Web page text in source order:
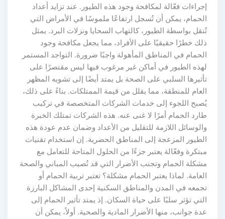
إجراءات فعّالة لمكافحة وجود هذه الطيور. عند تزايد أعداد
الحمام، يمكن أن تُسجل ارتفاعًا ملموسًا في الأمراض التي
تُنقل بواسطة الطيور، كالتهاب السحايا ونزلات البرد. يمثل
ذلك خطرًا حقيقيًا على الأفراد، مما يجعل مكافحة وجود
الحمام في المناطق المأهولة واجبًا ضرورة. التواجد المستمر
لهذه الطيور في أماكن غير مرغوب فيها ليس مقتصرًا على
تأثيرها السلبي على الصحة بل يمتد أيضًا إلى تشويه المظهر
العام للمنطقة، مما يقلل من قيمة الممتلكات. بناءً على ذلك،
يُصبح اللجوء إلى خدمات الشركات المتخصصة في تركيب
طارد الحمام أمرًا لا غنى عنه. هذه الشركات تمتلك الخبرة
والوسائل اللازمة للتقليل من الأعداد وضمان عدم عودة هذه
الطيور المزعجة إلى المناطق الحضرية. إن استخدام تقنيات
مبتكرة وفعّالة يعتبر جزءًا من الحلول المتاحة للتعامل مع
مشكلة الحمام وتجنب الأضرار التي قد تُصيب المباني والصحة
العامة. لماذا يعتبر الحمام مشكلة؟ تعتبر تربية الحمام أو
تجمعه في المدن والمناطق السكنية إحدى المشاكل البارزة
التي تؤثر سلبًا على حياة السكان. إذ يمتد تأثير الحمام إلى
عدة جوانب، منها الأضرار المادية والصحية. أولاً، يمكن أن